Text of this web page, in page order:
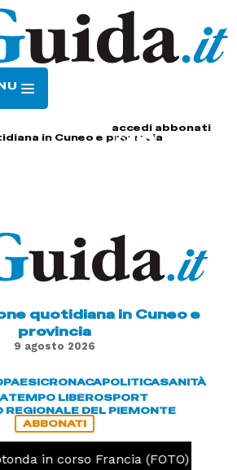
accedi abbonati
in Cuneo e provincia
quotidiana in Cuneo e
provincia
9 agosto 2026
PAESICRONACAPOLITICASANITÀ
TEMPO LIBEROSPORT
REGIONALE DEL PIEMONTE
ABBONATI
in corso Francia (FOTO)